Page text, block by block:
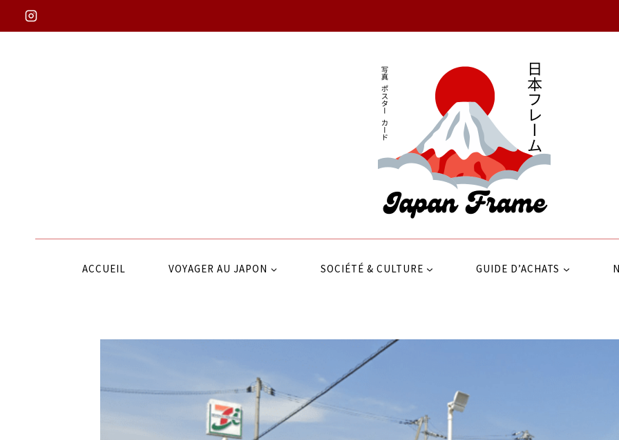
ACCUEIL VOYAGER AU JAPON SOCIÉTÉ & CULTURE GUIDE D’ACHATS